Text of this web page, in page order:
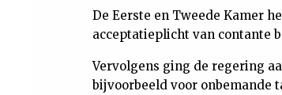
De Eerste en Tweede Kamer
acceptatieplicht van contante
Vervolgens ging de regering
bijvoorbeeld voor onbemande